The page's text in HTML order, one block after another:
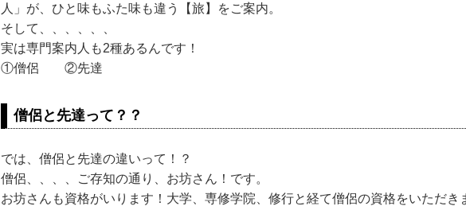
人」が、ひと味もふた味も違う【旅】をご案内。
そして、、、、、、
実は専門案内人も2種あるんです！
①僧侶 ②先達
僧侶と先達って？？
では、僧侶と先達の違いって！？
僧侶、、、、ご存知の通り、お坊さん！です。
お坊さんも資格がいります！大学、専修学院、修行と経て僧侶の資格をいただき